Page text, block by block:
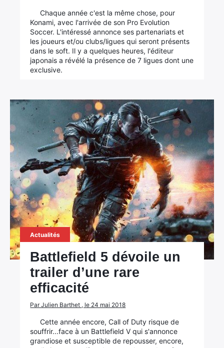
Chaque année c'est la même chose, pour
Konami, avec l'arrivée de son Pro Evolution
Soccer. L'intéressé annonce ses partenariats et
les joueurs et/ou clubs/ligues qui seront présents
dans le soft. Il y a quelques heures, l'éditeur
japonais a révélé la présence de 7 ligues dont une
exclusive.
Actualités
Battlefield 5 dévoile un
trailer d’une rare
efficacité
Par Julien Barthet , le 24 mai 2018
Cette année encore, Call of Duty risque de
souffrir...face à un Battlefield V qui s'annonce
grandiose et susceptible de repousser, encore,